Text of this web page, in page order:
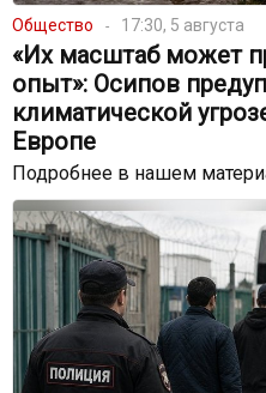
Общество 17:30, 5 августа
«Их масштаб может
опыт»: Осипов
климатической
Европе
Подробнее в нашем